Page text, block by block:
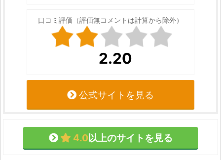
口コミ評価（評価無コメントは計算から除外）
2.20
公式サイトを見る
4.0以上のサイトを見る